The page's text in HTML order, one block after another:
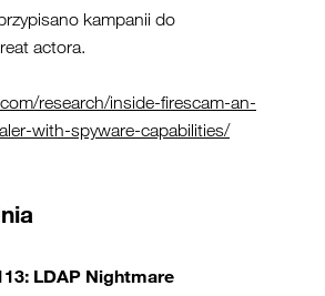
kampanii do
actora.
research/inside-firescam-an-
with-spyware-capabilities/
LDAP Nightmare